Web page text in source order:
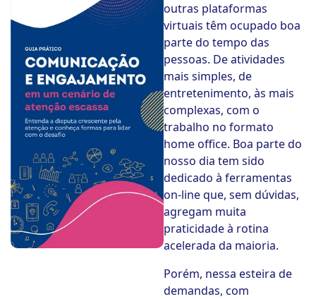
outras plataformas
virtuais têm ocupado boa
parte do tempo das
pessoas. De atividades
mais simples, de
entretenimento, às mais
complexas, com o
trabalho no formato
home office. Boa parte do
nosso dia tem sido
dedicado à ferramentas
on-line que, sem dúvidas,
agregam muita
praticidade à rotina
acelerada da maioria.
Porém, nessa esteira de
demandas, com